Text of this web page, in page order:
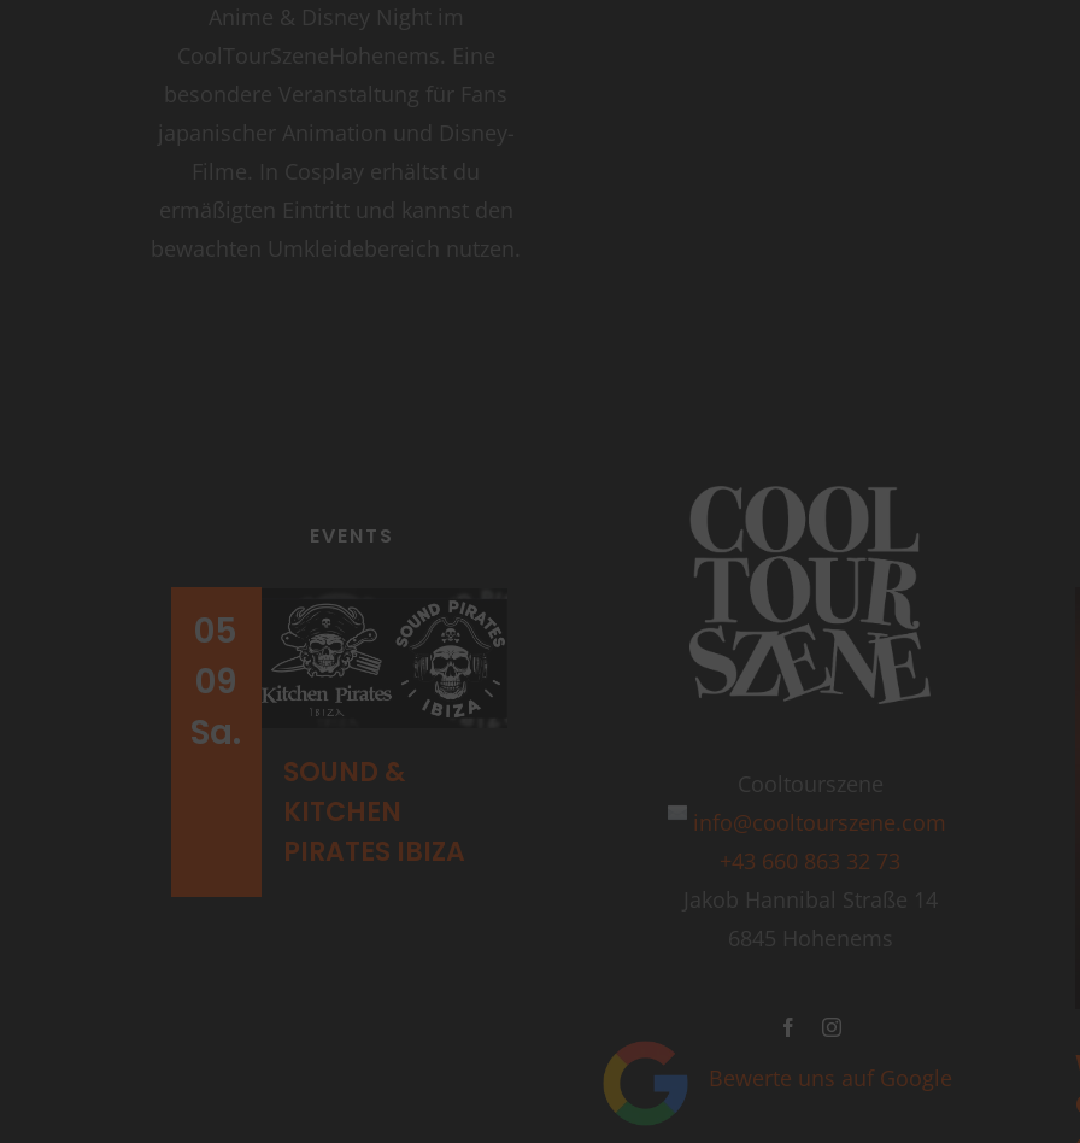
Anime & Disney Night im
CoolTourSzeneHohenems. Eine
besondere Veranstaltung für Fans
japanischer Animation und Disney-
Filme. In Cosplay erhältst du
ermäßigten Eintritt und kannst den
bewachten Umkleidebereich nutzen.
EVENTS
SOUND &
KITCHEN
PIRATES IBIZA
05
09
Sa.
Cooltourszene
info@cooltourszene.com
+43 660 863 32 73
Jakob Hannibal Straße 14
6845 Hohenems
Bewerte uns auf Google